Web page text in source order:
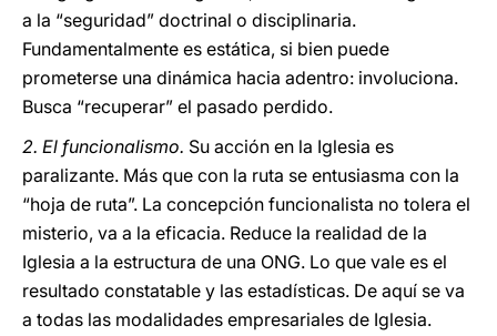
a la “seguridad” doctrinal o disciplinaria.
Fundamentalmente es estática, si bien puede
prometerse una dinámica hacia adentro: involuciona.
Busca “recuperar” el pasado perdido.
2. El funcionalismo. Su acción en la Iglesia es
paralizante. Más que con la ruta se entusiasma con la
“hoja de ruta”. La concepción funcionalista no tolera el
misterio, va a la eficacia. Reduce la realidad de la
Iglesia a la estructura de una ONG. Lo que vale es el
resultado constatable y las estadísticas. De aquí se va
a todas las modalidades empresariales de Iglesia.